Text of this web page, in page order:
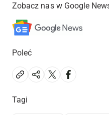
Zobacz nas w Google
Poleć
Tagi